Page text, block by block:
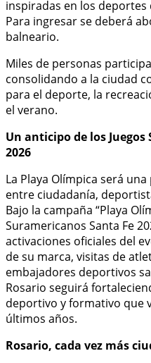
inspiradas en los deportes
Para ingresar se deberá
balneario.
Miles de personas
consolidando a la ciudad
para el deporte, la
el verano.
Un anticipo de los
2026
La Playa Olímpica será
entre ciudadanía,
Bajo la campaña “Playa
Suramericanos Santa Fe
activaciones oficiales del
de su marca, visitas de
embajadores deportivos
Rosario seguirá
deportivo y formativo que
últimos años.
Rosario, cada vez más